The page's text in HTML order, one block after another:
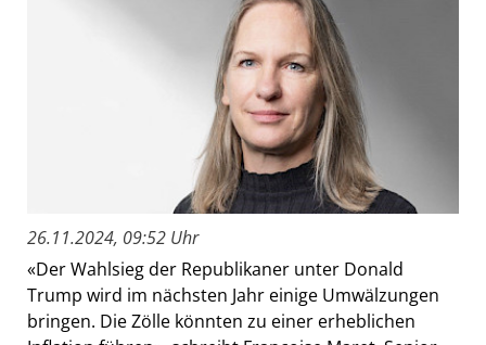
26.11.2024, 09:52 Uhr
«Der Wahlsieg der Republikaner unter Donald
Trump wird im nächsten Jahr einige Umwälzungen
bringen. Die Zölle könnten zu einer erheblichen